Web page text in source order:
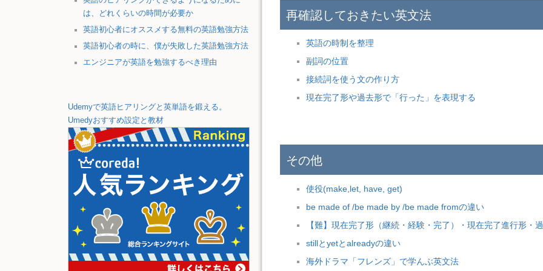
は、どれくらいの時間が必要か
英語初心者にオススメする無料の英語勉強方法
英語初心者の時に、僕が失敗した英語勉強方法
エンジニアが英語を勉強するべき理由
Udemyで英語ヒアリングと英単語を鍛える。
Umedyおすすめ設定と教材
再確認しておきたい英文法
英語の時制を整理
副詞の位置
接続詞を使う文の作り方
現在完了形や過去形で「行った」を表現する
その他
使役(make,let, have, get)
be made of /be made by /be made fromの違い
【難】現在完了形（継続・経験・完了）・現在完了進行形・
stillとyetとalreadyの違い
海外ドラマ「フレンズ」で学んぶ英文法